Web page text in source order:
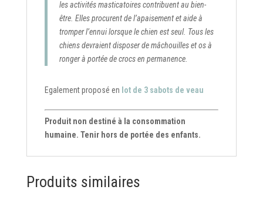
les activités masticatoires contribuent au bien-
être. Elles procurent de l’apaisement et aide à
tromper l’ennui lorsque le chien est seul. Tous les
chiens devraient disposer de mâchouilles et os à
ronger à portée de crocs en permanence.
Egalement proposé en lot de 3 sabots de veau
Produit non destiné à la consommation
humaine. Tenir hors de portée des enfants.
Produits similaires